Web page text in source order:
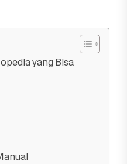
yang Bisa